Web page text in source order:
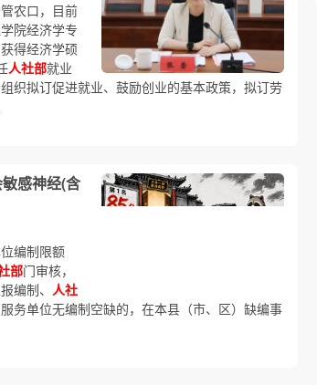
农口，目前
院经济学专
得经济学硕
人社部就业
织拟订促进就业、鼓励创业的基本政策，拟订劳
感神经(含
编制限额
部门审核，
编制、 人社
务单位无编制空缺的，在本县（市、区）缺编事